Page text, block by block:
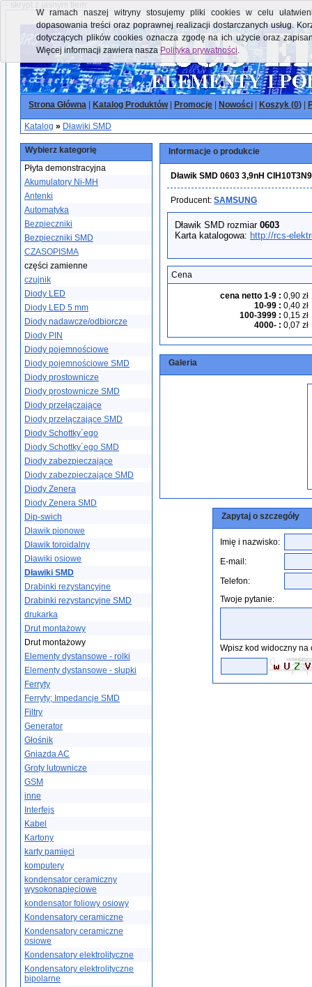
- skrypt z jasnym tłem:
Strona Główna Katalog Produktów| Promocje Nowości Koszyk (0)
Katalog » Dławiki SMD
Wybierz kategorię
Płyta demonstracyjna
Akumulatory Ni-MH
Antenki
Automatyka
Bezpieczniki
Bezpieczniki SMD
CZASOPISMA
części zamienne
czujnik
Diody LED
Diody LED 5 mm
Diody nadawcze/odbiorcze
Diody PIN
Diody pojemnościowe
Diody pojemnościowe SMD
Diody prostownicze
Diody prostownicze SMD
Diody przełączające
Diody przełączające SMD
Diody Schottky´ego
Diody Schottky´ego SMD
Diody zabezpieczające
Diody zabezpieczające SMD
Diody Zenera
Diody Zenera SMD
Dip-swich
Dławik pionowe
Dławik toroidalny
Dławiki osiowe
Dławiki SMD
Drabinki rezystancyjne
Drabinki rezystancyjne SMD
drukarka
Drut montażowy
Drut montażowy
Elementy dystansowe - rolki
Elementy dystansowe - słupki
Ferryty
Ferryty; Impedancje SMD
Filtry
Generator
Głośnik
Gniazda AC
Groty lutownicze
GSM
inne
Interfejs
Kabel
Kartony
karty pamięci
komputery
kondensator ceramiczny
wysokonapięciowe
kondensator foliowy osiowy
Kondensatory ceramiczne
Kondensatory ceramiczne
osiowe
Kondensatory elektrolityczne
Kondensatory elektrolityczne
bipolarne
Informacje o produkcie
Dławik SMD 0603 3,9nH
Producent: SAMSUNG
Dławik SMD rozmiar 0603
Karta katalogowa: http://rcs-
Cena
cena netto 1-9 : 0,90 zł
10-99 : 0,40 zł
100-3999 : 0,15 zł
4000- : 0,07 zł
Galeria
Zapytaj o szczegóły
Imię i nazwisko:
E-mail:
Telefon:
Twoje pytanie:
Wpisz kod widoczny na
W ramach naszej witryny stosujemy pliki cookies w celu
dopasowania treści oraz poprawnej realizacji dostarczanych usług.
dotyczących plików cookies oznacza zgodę na ich użycie oraz
Więcej informacji zawiera nasza Polityka prywatności.